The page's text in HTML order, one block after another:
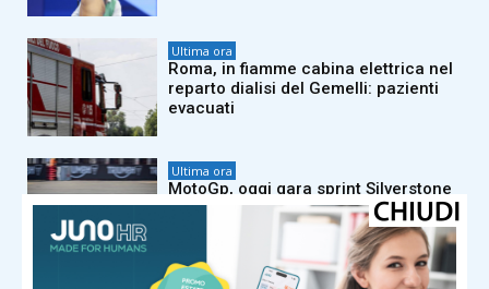
Ultima ora
Roma, in fiamme cabina elettrica nel
reparto dialisi del Gemelli: pazienti
evacuati
Ultima ora
MotoGp, oggi gara sprint Silverstone
– Diretta